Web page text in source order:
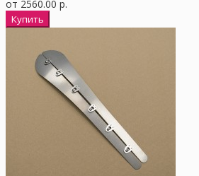
от 2560.00 р.